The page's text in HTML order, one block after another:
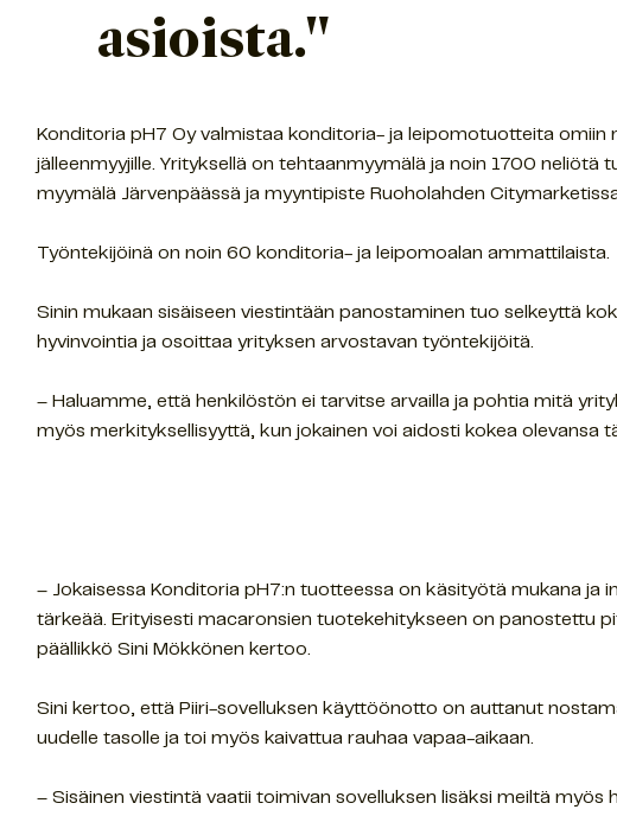
asioista."
Konditoria pH7 Oy valmistaa konditoria- ja leipomotuotteita omiin
jälleenmyyjille. Yrityksellä on tehtaanmyymälä ja noin 1700 neliötä
myymälä Järvenpäässä ja myyntipiste Ruoholahden
Työntekijöinä on noin 60 konditoria- ja leipomoalan ammattilaista.
Sinin mukaan sisäiseen viestintään panostaminen tuo selkeyttä
hyvinvointia ja osoittaa yrityksen arvostavan työntekijöitä.
– Haluamme, että henkilöstön ei tarvitse arvailla ja pohtia mitä
myös merkityksellisyyttä, kun jokainen voi aidosti kokea olevansa
– Jokaisessa Konditoria pH7:n tuotteessa on käsityötä mukana ja
tärkeää. Erityisesti macaronsien tuotekehitykseen on panostettu
päällikkö Sini Mökkönen kertoo.
Sini kertoo, että Piiri-sovelluksen käyttöönotto on auttanut
uudelle tasolle ja toi myös kaivattua rauhaa vapaa-aikaan.
– Sisäinen viestintä vaatii toimivan sovelluksen lisäksi meiltä myös